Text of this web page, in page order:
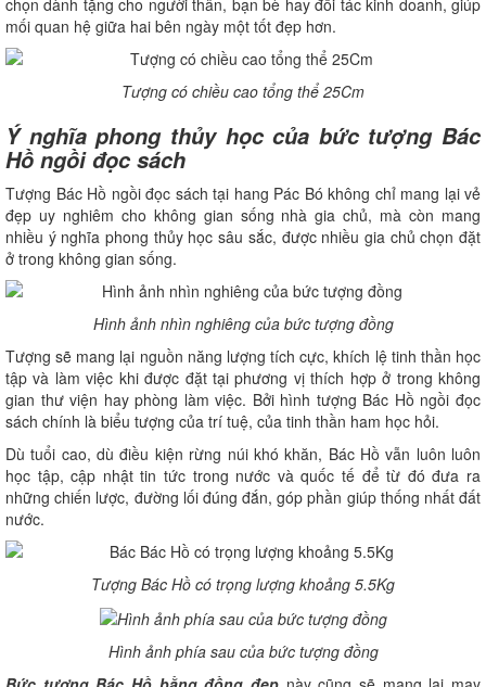
mối quan hệ giữa hai bên ngày một tốt đẹp hơn.
Tượng có chiều cao tổng thể 25Cm
Ý nghĩa phong thủy học của bức tượng Bác
Hồ ngồi đọc sách
Tượng Bác Hồ ngồi đọc sách tại hang Pác Bó không chỉ mang lại vẻ
đẹp uy nghiêm cho không gian sống nhà gia chủ, mà còn mang
nhiều ý nghĩa phong thủy học sâu sắc, được nhiều gia chủ chọn đặt
ở trong không gian sống.
Hình ảnh nhìn nghiêng của bức tượng đồng
Tượng sẽ mang lại nguồn năng lượng tích cực, khích lệ tinh thần học
tập và làm việc khi được đặt tại phương vị thích hợp ở trong không
gian thư viện hay phòng làm việc. Bởi hình tượng Bác Hồ ngồi đọc
sách chính là biểu tượng của trí tuệ, của tinh thần ham học hỏi.
Dù tuổi cao, dù điều kiện rừng núi khó khăn, Bác Hồ vẫn luôn luôn
học tập, cập nhật tin tức trong nước và quốc tế để từ đó đưa ra
những chiến lược, đường lối đúng đắn, góp phần giúp thống nhất đất
nước.
Tượng Bác Hồ có trọng lượng khoảng 5.5Kg
Hình ảnh phía sau của bức tượng đồng